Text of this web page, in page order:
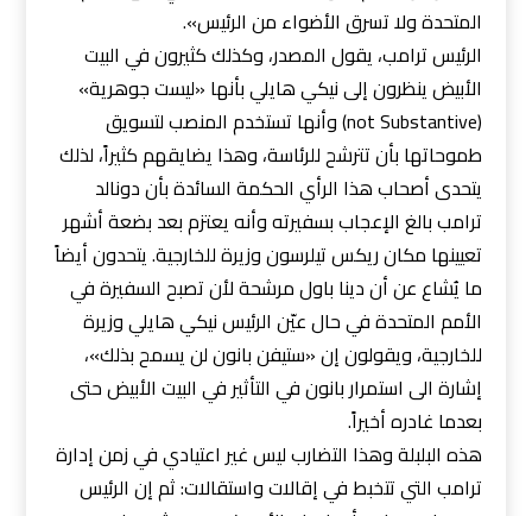
المتحدة ولا تسرق الأضواء من الرئيس».
الرئيس ترامب، يقول المصدر، وكذلك كثيرون في البيت
الأبيض ينظرون إلى نيكي هايلي بأنها «ليست جوهرية»
(not Substantive) وأنها تستخدم المنصب لتسويق
طموحاتها بأن تترشح للرئاسة، وهذا يضايقهم كثيراً، لذلك
يتحدى أصحاب هذا الرأي الحكمة السائدة بأن دونالد
ترامب بالغ الإعجاب بسفيرته وأنه يعتزم بعد بضعة أشهر
تعيينها مكان ريكس تيلرسون وزيرة للخارجية. يتحدون أيضاً
ما يُشاع عن أن دينا باول مرشحة لأن تصبح السفيرة في
الأمم المتحدة في حال عيّن الرئيس نيكي هايلي وزيرة
للخارجية، ويقولون إن «ستيفن بانون لن يسمح بذلك»،
إشارة الى استمرار بانون في التأثير في البيت الأبيض حتى
بعدما غادره أخيراً.
هذه البلبلة وهذا التضارب ليس غير اعتيادي في زمن إدارة
ترامب التي تتخبط في إقالات واستقالات: ثم إن الرئيس